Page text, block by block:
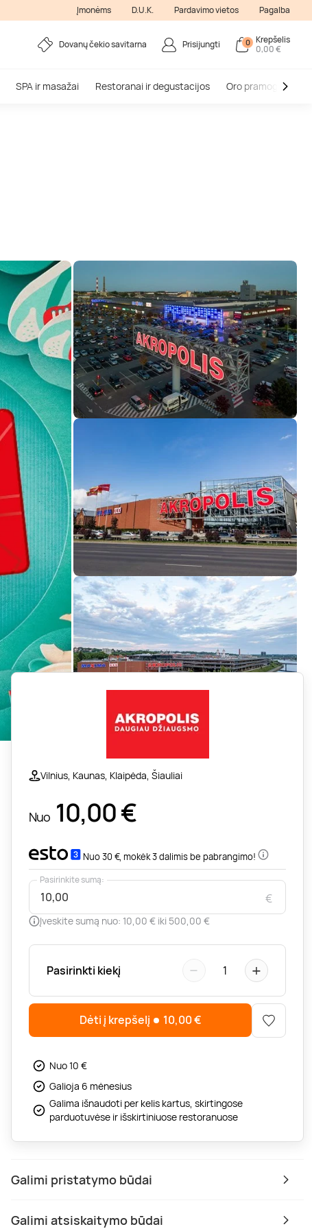
Įmonėms D.U.K. Pardavimo vietos Pagalba
Dovanų čekio savitarna Prisijungti 0 Krepšelis
0,00 €
SPA ir masažai Restoranai ir degustacijos Oro pramogos
Vilnius, Kaunas, Klaipėda, Šiauliai
Nuo 10,00€
Nuo 30 €, mokėk 3 dalimis be pabrangimo!
€
Pasirinkite sumą:
Įveskite sumą nuo: 10,00 € iki 500,00 €
Pasirinkti kiekį − 1 +
Dėti į krepšelį 10,00€
Nuo 10 €
Galioja 6 mėnesius
Galima išnaudoti per kelis kartus, skirtingose
parduotuvėse ir išskirtiniuose restoranuose
Galimi pristatymo būdai
Galimi atsiskaitymo būdai